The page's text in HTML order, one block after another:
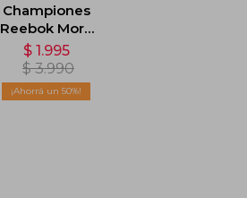
Championes
Reebok More
Buckets -
Blanco
$ 1.995
$ 3.990
50